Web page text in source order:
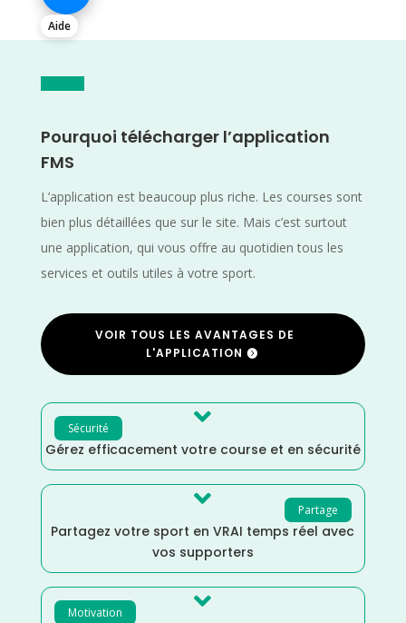
Aide
Pourquoi télécharger l’application
FMS
L’application est beaucoup plus riche. Les courses sont
bien plus détaillées que sur le site. Mais c’est surtout
une application, qui vous offre au quotidien tous les
services et outils utiles à votre sport.
VOIR TOUS LES AVANTAGES DE
L'APPLICATION
Sécurité 
Gérez efficacement votre course et en sécurité
Partage

Partagez votre sport en VRAI temps réel avec
vos supporters
Motivation 